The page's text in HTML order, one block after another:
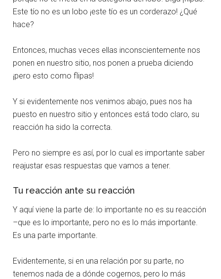
Este tío no es un lobo ¡este tío es un corderazo! ¿Qué
hace?
Entonces, muchas veces ellas inconscientemente nos
ponen en nuestro sitio, nos ponen a prueba diciendo
¡pero esto como flipas!
Y si evidentemente nos venimos abajo, pues nos ha
puesto en nuestro sitio y entonces está todo claro, su
reacción ha sido la correcta.
Pero no siempre es así, por lo cual es importante saber
reajustar esas respuestas que vamos a tener.
Tu reacción ante su reacción
Y aquí viene la parte de: lo importante no es su reacción
–que es lo importante, pero no es lo más importante.
Es una parte importante.
Evidentemente, si en una relación por su parte, no
tenemos nada de a dónde cogernos, pero lo más